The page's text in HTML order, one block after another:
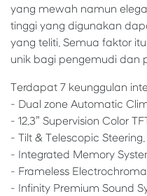
yang mewah namun
tinggi yang digunakan
yang teliti. Semua faktor
unik bagi pengemudi dan
Terdapat 7 keunggulan
- Dual zone Automatic
- 12.3” Supervision Color
- Tilt & Telescopic Steering.
- Integrated Memory
- Frameless
- Infinity Premium Sound